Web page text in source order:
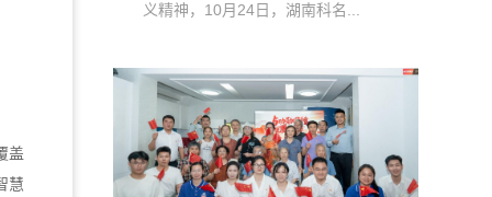
盖
慧
义精神，10月24日，湖南科名...